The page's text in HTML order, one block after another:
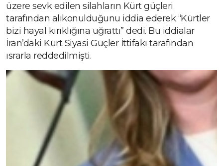
üzere sevk edilen silahların Kürt güçleri
tarafından alıkonulduğunu iddia ederek “Kürtler
bizi hayal kırıklığına uğrattı” dedi. Bu iddialar
İran’daki Kürt Siyasi Güçler İttifakı tarafından
ısrarla reddedilmişti.